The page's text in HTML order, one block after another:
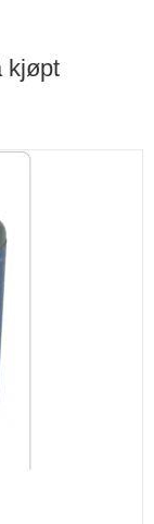
kjøpt